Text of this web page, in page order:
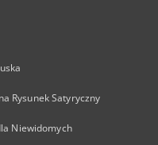
Rysunek Satyryczny
Niewidomych